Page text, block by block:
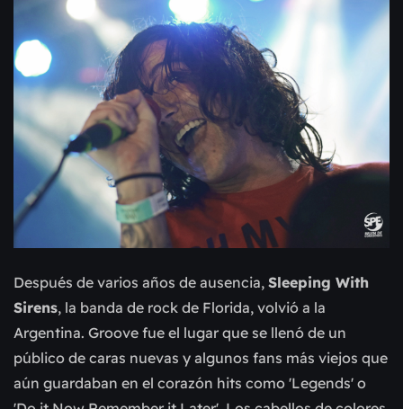
Después de varios años de ausencia, Sleeping With
Sirens, la banda de rock de Florida, volvió a la
Argentina. Groove fue el lugar que se llenó de un
público de caras nuevas y algunos fans más viejos que
aún guardaban en el corazón hits como 'Legends' o